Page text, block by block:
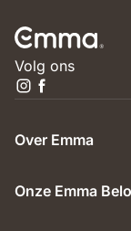
Volg ons
Over Emma
Onze Emma